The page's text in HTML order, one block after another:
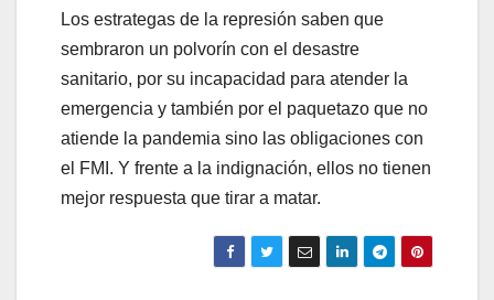
Los estrategas de la represión saben que
sembraron un polvorín con el desastre
sanitario, por su incapacidad para atender la
emergencia y también por el paquetazo que no
atiende la pandemia sino las obligaciones con
el FMI. Y frente a la indignación, ellos no tienen
mejor respuesta que tirar a matar.